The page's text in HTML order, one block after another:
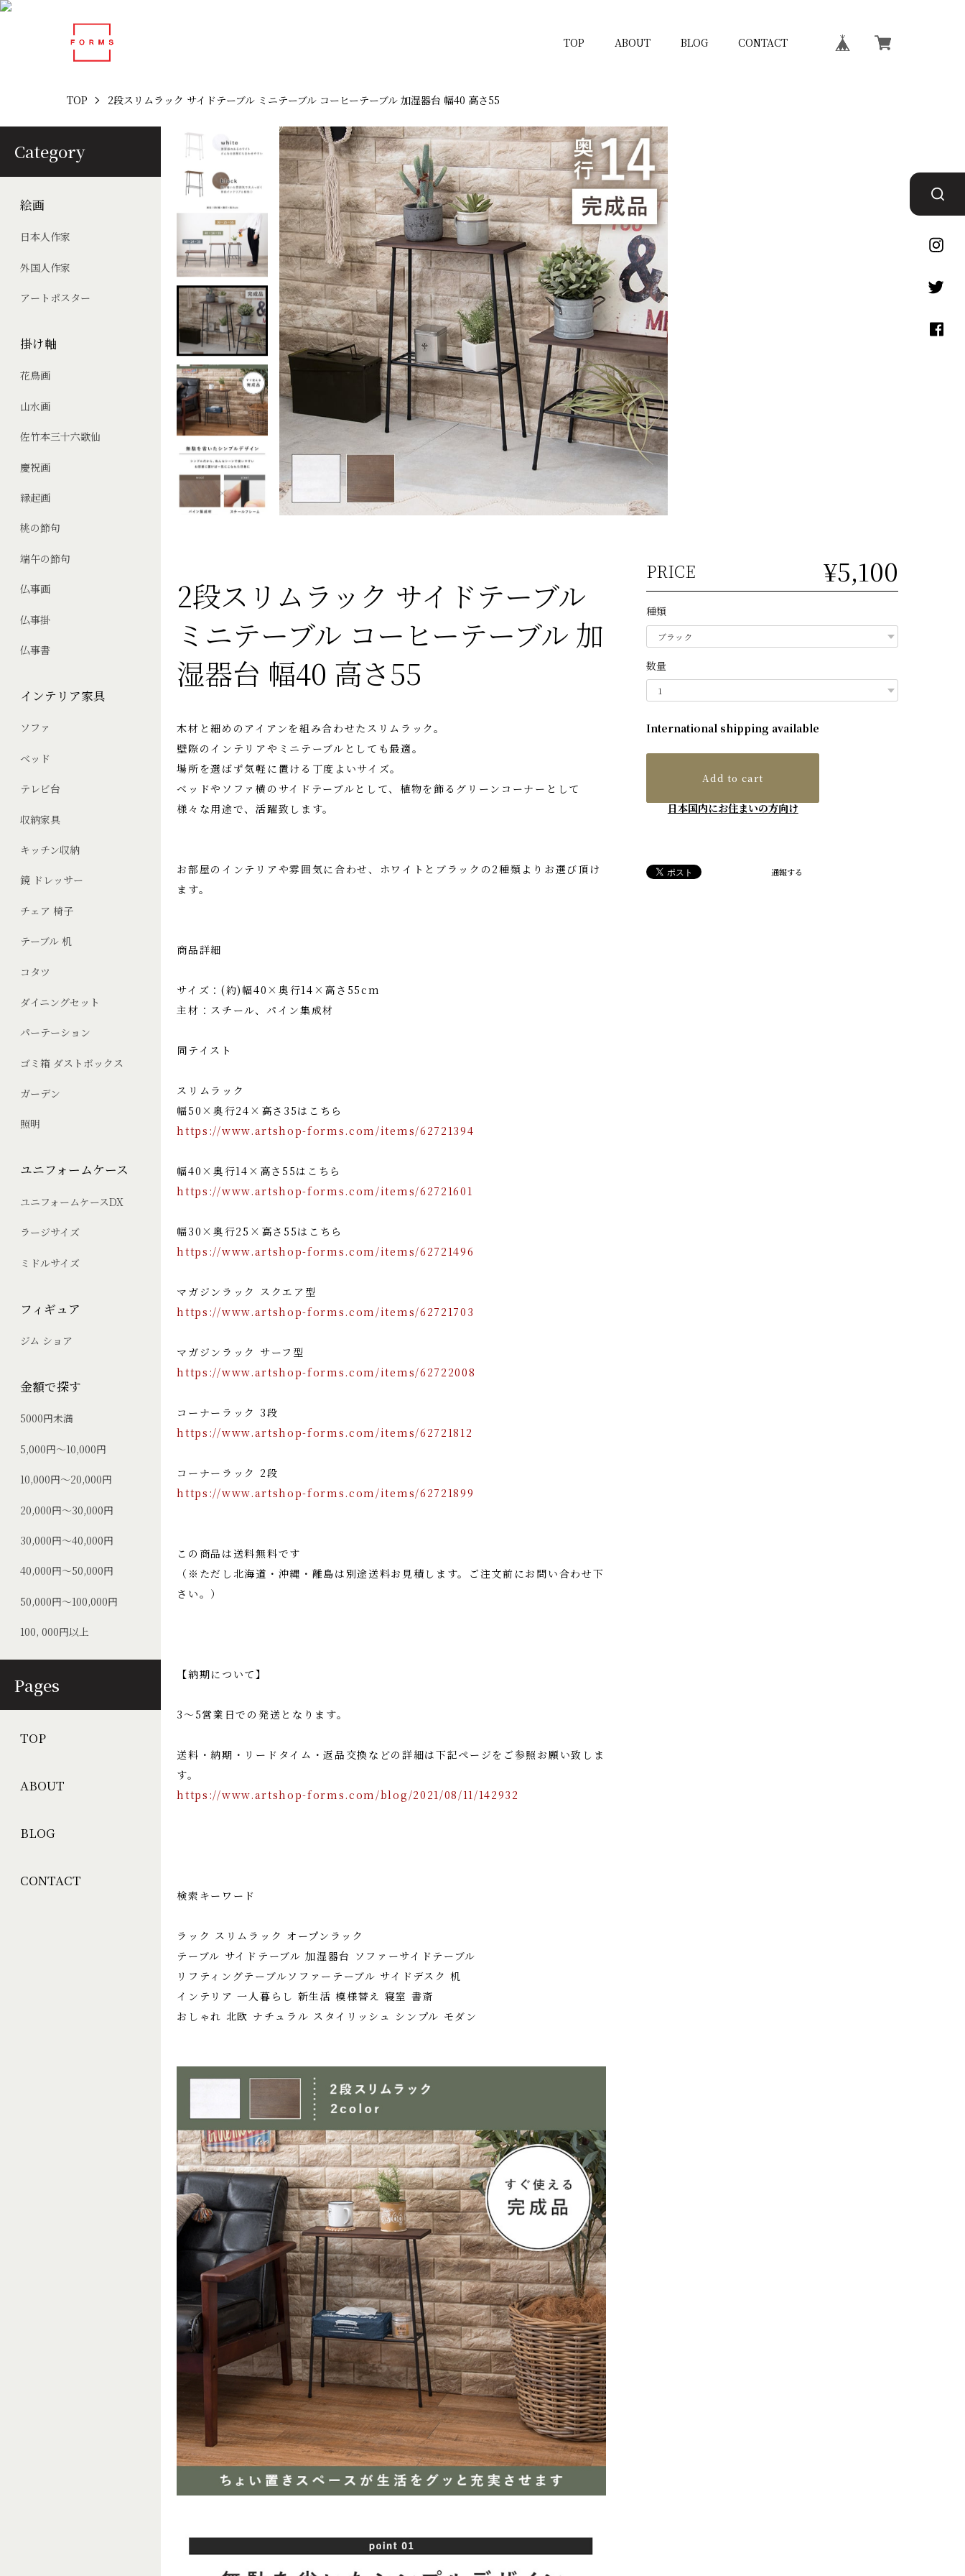
TOP ABOUT BLOG CONTACT
Pages
TOP
ABOUT
BLOG
CONTACT
Category
絵画
日本人作家
外国人作家
アートポスター
掛け軸
花鳥画
山水画
佐竹本三十六歌仙
慶祝画
縁起画
桃の節句
端午の節句
仏事画
仏事掛
仏事書
インテリア家具
ソファ
ベッド
テレビ台
収納家具
キッチン収納
鏡 ドレッサー
チェア 椅子
テーブル 机
コタツ
ダイニングセット
パーテーション
ゴミ箱 ダストボックス
ガーデン
照明
ユニフォームケース
ユニフォームケースDX
ラージサイズ
ミドルサイズ
フィギュア
ジム ショア
金額で探す
5000円未満
5,000円～10,000円
10,000円～20,000円
20,000円～30,000円
30,000円～40,000円
40,000円～50,000円
50,000円～100,000円
100, 000円以上
TOP 2段スリムラック サイドテーブル ミニテーブル コーヒーテーブル 加湿器台 幅40 高さ55
2段スリムラック サイドテーブル
ミニテーブル コーヒーテーブル 加
湿器台 幅40 高さ55
木材と細めのアイアンを組み合わせたスリムラック。
壁際のインテリアやミニテーブルとしても最適。
場所を選ばず気軽に置ける丁度よいサイズ。
ベッドやソファ横のサイドテーブルとして、植物を飾るグリーンコーナーとして
様々な用途で、活躍致します。
お部屋のインテリアや雰囲気に合わせ、ホワイトとブラックの2種類よりお選び頂け
ます。
商品詳細
サイズ：(約)幅40×奥行14×高さ55cm
主材：スチール、パイン集成材
同テイスト
スリムラック
幅50×奥行24×高さ35はこちら
https://www.artshop-forms.com/items/62721394
幅40×奥行14×高さ55はこちら
https://www.artshop-forms.com/items/62721601
幅30×奥行25×高さ55はこちら
https://www.artshop-forms.com/items/62721496
マガジンラック スクエア型
https://www.artshop-forms.com/items/62721703
マガジンラック サーフ型
https://www.artshop-forms.com/items/62722008
コーナーラック 3段
https://www.artshop-forms.com/items/62721812
コーナーラック 2段
https://www.artshop-forms.com/items/62721899
この商品は送料無料です
（※ただし北海道・沖縄・離島は別途送料お見積します。ご注文前にお問い合わせ下
さい。）
【納期について】
3〜5営業日での発送となります。
送料・納期・リードタイム・返品交換などの詳細は下記ページをご参照お願い致しま
す。
https://www.artshop-forms.com/blog/2021/08/11/142932
検索キーワード
ラック スリムラック オープンラック
テーブル サイドテーブル 加湿器台 ソファーサイドテーブル
リフティングテーブルソファーテーブル サイドデスク 机
インテリア 一人暮らし 新生活 模様替え 寝室 書斎
おしゃれ 北欧 ナチュラル スタイリッシュ シンプル モダン
PRICE ¥5,100
種類
数量
International shipping available
Add to cart
日本国内にお住まいの方向け
通報する